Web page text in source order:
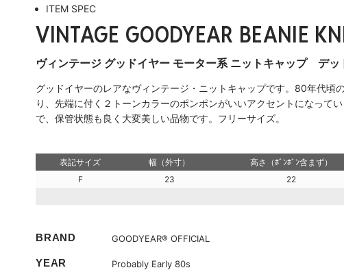
ITEM SPEC
VINTAGE GOODYEAR BEANIE
ヴィンテージ グッドイヤー モーター系 ニットキャップ デッ
グッドイヤーのレアなヴィンテージ・ニットキャップです。80年代頃
り、先端に付く２トーンカラーのポンポンがいいアクセントになって
で、保管状態も良く大変美しい品物です。フリーサイズ。
表記サイズ 幅（外寸）
高さ（ﾎﾞﾝﾎﾞﾝ含まず）
F
23 22
BRAND GOODYEAR® OFFICIAL
YEAR Probably Early 80s